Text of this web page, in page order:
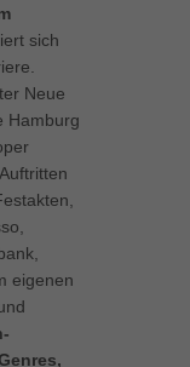
sich
Neue
Hamburg
eigenen